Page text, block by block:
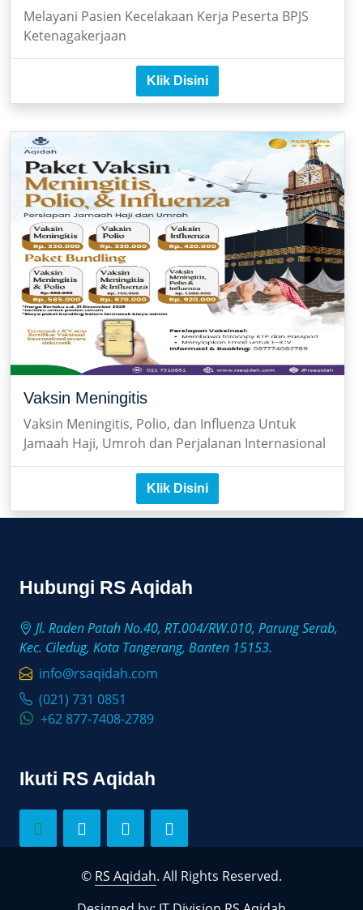
Melayani Pasien Kecelakaan Kerja Peserta BPJS
Ketenagakerjaan
Klik Disini
Vaksin Meningitis
Vaksin Meningitis, Polio, dan Influenza Untuk
Jamaah Haji, Umroh dan Perjalanan Internasional
Klik Disini
Hubungi RS Aqidah
Jl. Raden Patah No.40, RT.004/RW.010, Parung Serab,
Kec. Ciledug, Kota Tangerang, Banten 15153.
info@rsaqidah.com
(021) 731 0851
+62 877-7408-2789
Ikuti RS Aqidah
© RS Aqidah. All Rights Reserved.